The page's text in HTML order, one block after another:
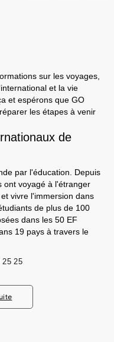
sur les voyages,
et la vie
et espérons que GO
les étapes à venir
de
par l'éducation. Depuis
ont voyagé à l'étranger
vivre l'immersion dans
de plus de 100
dans les 50 EF
19 pays à travers le
25 25